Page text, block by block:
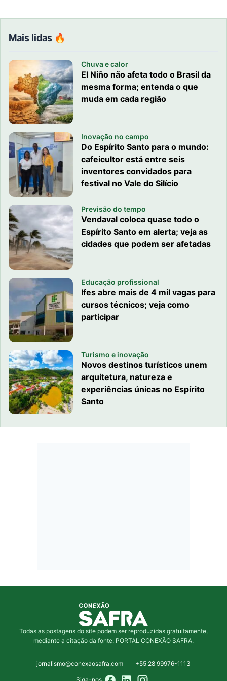
Mais lidas 🔥
Chuva e calor
El Niño não afeta todo o Brasil da
mesma forma; entenda o que
muda em cada região
Inovação no campo
Do Espírito Santo para o mundo:
cafeicultor está entre seis
inventores convidados para
festival no Vale do Silício
Previsão do tempo
Vendaval coloca quase todo o
Espírito Santo em alerta; veja as
cidades que podem ser afetadas
Educação profissional
Ifes abre mais de 4 mil vagas para
cursos técnicos; veja como
participar
Turismo e inovação
Novos destinos turísticos unem
arquitetura, natureza e
experiências únicas no Espírito
Santo
Todas as postagens do site podem ser reproduzidas gratuitamente,
mediante a citação da fonte: PORTAL CONEXÃO SAFRA.
jornalismo@conexaosafra.com +55 28 99976-1113